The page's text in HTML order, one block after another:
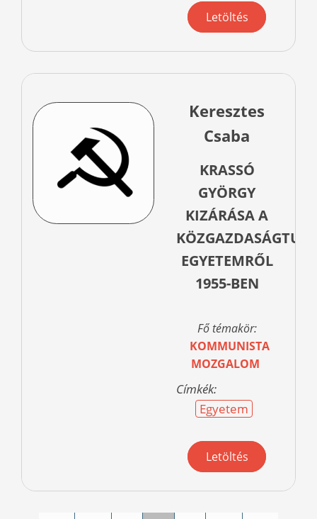
Letöltés
Keresztes
Csaba
KRASSÓ
GYÖRGY
KIZÁRÁSA A
EGYETEMRŐL
1955-BEN
Fő témakör:
KOMMUNISTA
MOZGALOM
Címkék:
Egyetem
Letöltés